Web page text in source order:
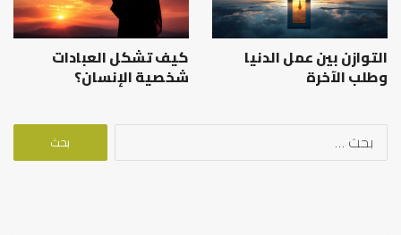
التوازن بين عمل الدنيا
وطلب الآخرة
كيف تشكل العبادات
شخصية الإنسان؟
البحث